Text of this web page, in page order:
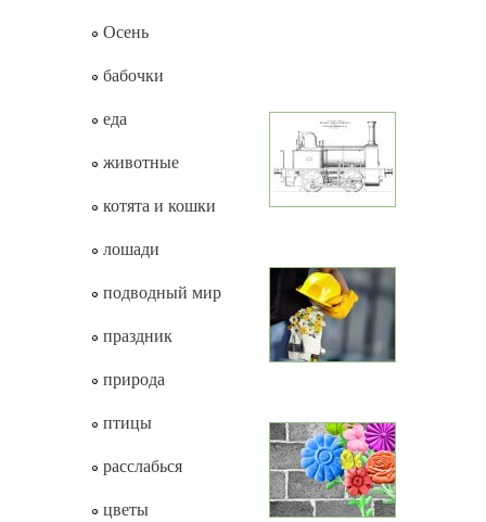
Осень
бабочки
еда
животные
котята и кошки
лошади
подводный мир
праздник
природа
птицы
расслабься
цветы